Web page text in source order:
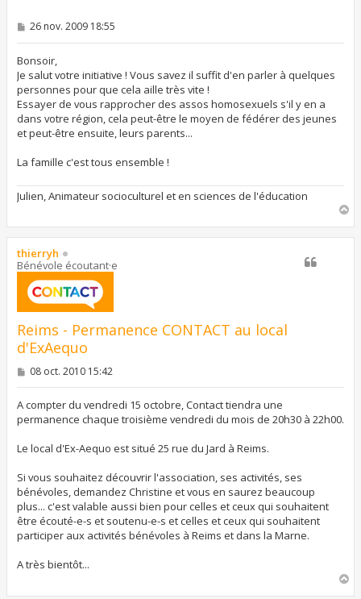
M
s
s
a
g
e
26 nov. 2009 18:55
Bonsoir,
Je salut votre initiative ! Vous savez il suffit d'en parler à quelques
personnes pour que cela aille très vite !
Essayer de vous rapprocher des assos homosexuels s'il y en a
dans votre région, cela peut-être le moyen de fédérer des jeunes
et peut-être ensuite, leurs parents...
La famille c'est tous ensemble !
Julien, Animateur socioculturel et en sciences de l'éducation
u
thierryh
Bénévole écoutant·e
Reims - Permanence CONTACT au local
d'ExAequo
M
s
a
g
08 oct. 2010 15:42
A compter du vendredi 15 octobre, Contact tiendra une
permanence chaque troisième vendredi du mois de 20h30 à 22h00.
Le local d'Ex-Aequo est situé 25 rue du Jard à Reims.
Si vous souhaitez découvrir l'association, ses activités, ses
bénévoles, demandez Christine et vous en saurez beaucoup
plus... c'est valable aussi bien pour celles et ceux qui souhaitent
être écouté-e-s et soutenu-e-s et celles et ceux qui souhaitent
participer aux activités bénévoles à Reims et dans la Marne.
A très bientôt...